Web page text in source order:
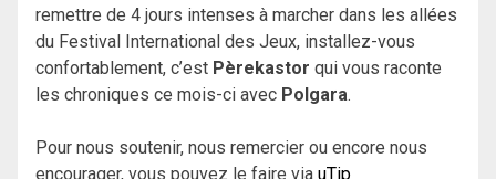
remettre de 4 jours intenses à marcher dans les allées
du Festival International des Jeux, installez-vous
confortablement, c’est Pèrekastor qui vous raconte
les chroniques ce mois-ci avec Polgara.
Pour nous soutenir, nous remercier ou encore nous
encourager, vous pouvez le faire via uTip